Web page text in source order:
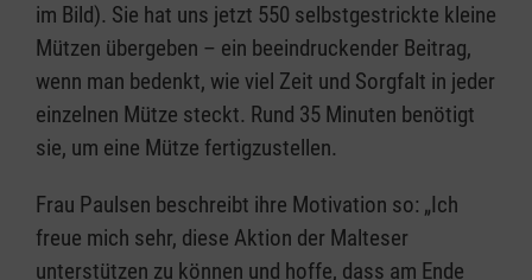
im Bild). Sie hat uns jetzt 550 selbstgestrickte kleine
Mützen übergeben – ein beeindruckender Beitrag,
wenn man bedenkt, wie viel Zeit und Sorgfalt in jeder
einzelnen Mütze steckt. Rund 35 Minuten benötigt
sie, um eine Mütze fertigzustellen.
Frau Paulsen beschreibt ihre Motivation so: „Ich
freue mich sehr, diese Aktion der Malteser
unterstützen zu können und hoffe, dass am Ende